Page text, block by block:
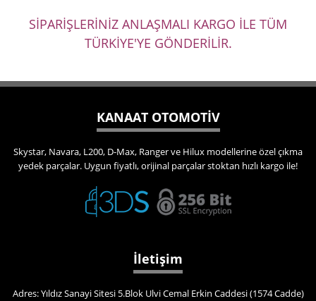
SİPARİŞLERİNİZ ANLAŞMALI KARGO İLE TÜM
TÜRKİYE'YE GÖNDERİLİR.
KANAAT OTOMOTİV
Skystar, Navara, L200, D-Max, Ranger ve Hilux modellerine özel çıkma
yedek parçalar. Uygun fiyatlı, orijinal parçalar stoktan hızlı kargo ile!
İletişim
Adres: Yıldız Sanayi Sitesi 5.Blok Ulvi Cemal Erkin Caddesi (1574 Cadde)